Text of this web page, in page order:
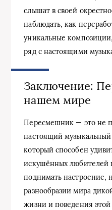
слышат в своей
наблюдать, как
уникальные
ряд с настоящими
Заключение:
нашем мире
Пересмешник — это не
настоящий музыкальный
который способен
искушённых любителей
поднимать настроение,
разнообразии мира
жизни и поведения